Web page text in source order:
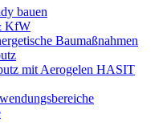
bauen
KfW
Baumaßnahmen
mit Aerogelen HASIT